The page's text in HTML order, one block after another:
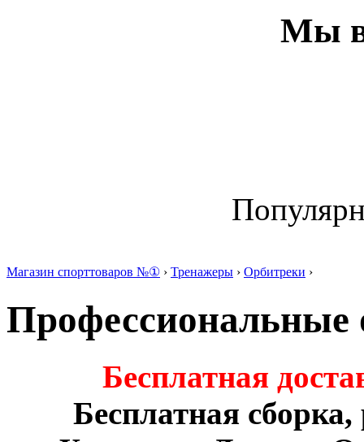
Мы в
Магазин спорттоваров №① › Тренажеры › Орбитреки ›
Профессиональные
Бесплатная
Бесплатная